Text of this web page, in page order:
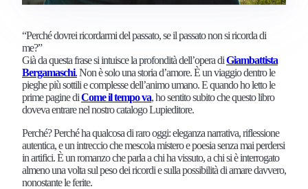
“Perché dovrei ricordarmi del passato, se il passato non si ricorda di
me?”
Già da questa frase si intuisce la profondità dell’opera diGiambattista
Bergamaschi.Non è solo una storia d’amore. È un viaggio dentro le
pieghe più sottili e complesse dell’animo umano. E quando ho letto le
prime pagine diCome il tempo va, ho sentito subito che questo libro
doveva entrare nel nostro catalogo Lupieditore.
Perché? Perché ha qualcosa di raro oggi: eleganza narrativa, riflessione
autentica, e un intreccio che mescola mistero e poesia senza mai perdersi
in artifici. È un romanzo che parla a chi ha vissuto, a chi si è interrogato
almeno una volta sul peso dei ricordi e sulla possibilità di amare davvero,
nonostante le ferite.